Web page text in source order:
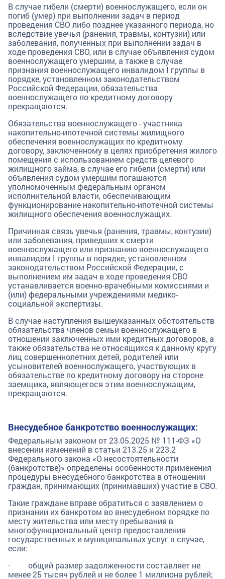
В случае гибели (смерти) военнослужащего, если он
погиб (умер) при выполнении задач в период
проведения СВО либо позднее указанного периода, но
вследствие увечья (ранения, травмы, контузии) или
заболевания, полученных при выполнении задач в
ходе проведения СВО, или в случае объявления судом
военнослужащего умершим, а также в случае
признания военнослужащего инвалидом I группы в
порядке, установленном законодательством
Российской Федерации, обязательства
военнослужащего по кредитному договору
прекращаются.
Обязательства военнослужащего - участника
накопительно-ипотечной системы жилищного
обеспечения военнослужащих по кредитному
договору, заключенному в целях приобретения жилого
помещения с использованием средств целевого
жилищного займа, в случае его гибели (смерти) или
объявления судом умершим погашаются
уполномоченным федеральным органом
исполнительной власти, обеспечивающим
функционирование накопительно-ипотечной системы
жилищного обеспечения военнослужащих.
Причинная связь увечья (ранения, травмы, контузии)
или заболевания, приведших к смерти
военнослужащего или признанию военнослужащего
инвалидом I группы в порядке, установленном
законодательством Российской Федерации, с
выполнением им задач в ходе проведения СВО
устанавливается военно-врачебными комиссиями и
(или) федеральными учреждениями медико-
социальной экспертизы.
В случае наступления вышеуказанных обстоятельств
обязательства членов семьи военнослужащего в
отношении заключенных ими кредитных договоров, а
также обязательства не относящихся к данному кругу
лиц совершеннолетних детей, родителей или
усыновителей военнослужащего, участвующих в
обязательстве по кредитному договору на стороне
заемщика, являющегося этим военнослужащим,
прекращаются.
Внесудебное банкротство военнослужащих:
Федеральным законом от 23.05.2025 № 111-ФЗ «О
внесении изменений в статьи 213.25 и 223.2
Федерального закона «О несостоятельности
(банкротстве)» определены особенности применения
процедуры внесудебного банкротства в отношении
граждан, принимающих (принимавших) участие в СВО.
Такие граждане вправе обратиться с заявлением о
признании их банкротом во внесудебном порядке по
месту жительства или месту пребывания в
многофункциональный центр предоставления
государственных и муниципальных услуг в случае,
если:
· общий размер задолженности составляет не
менее 25 тысяч рублей и не более 1 миллиона рублей;